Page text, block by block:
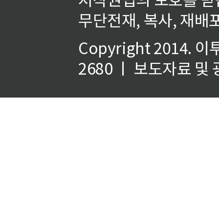
무단전재, 복사, 재배
Copyright 2014. 이
2680 ㅣ 보도자료